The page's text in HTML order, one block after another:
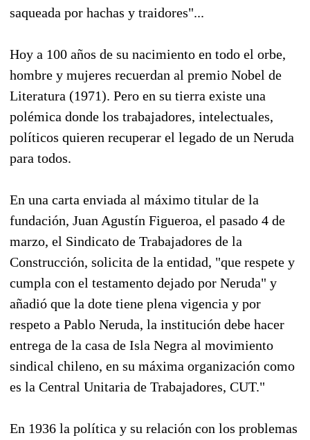
saqueada por hachas y traidores"...
Hoy a 100 años de su nacimiento en todo el orbe,
hombre y mujeres recuerdan al premio Nobel de
Literatura (1971). Pero en su tierra existe una
polémica donde los trabajadores, intelectuales,
políticos quieren recuperar el legado de un Neruda
para todos.
En una carta enviada al máximo titular de la
fundación, Juan Agustín Figueroa, el pasado 4 de
marzo, el Sindicato de Trabajadores de la
Construcción, solicita de la entidad, "que respete y
cumpla con el testamento dejado por Neruda" y
añadió que la dote tiene plena vigencia y por
respeto a Pablo Neruda, la institución debe hacer
entrega de la casa de Isla Negra al movimiento
sindical chileno, en su máxima organización como
es la Central Unitaria de Trabajadores, CUT."
En 1936 la política y su relación con los problemas